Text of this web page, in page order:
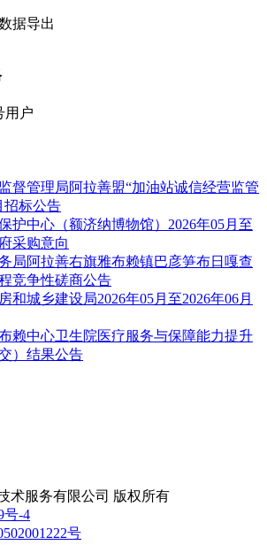
据导出
用户
督管理局阿拉善盟“加油站诚信经营监管
招标公告
护中心（额济纳博物馆）2026年05月至
采购意向
局阿拉善右旗雅布赖镇巴彦笋布日嘎查
竞争性磋商公告
和城乡建设局2026年05月至2026年06月
赖中心卫生院医疗服务与保障能力提升
）结果公告
术服务有限公司 版权所有
号-4
号